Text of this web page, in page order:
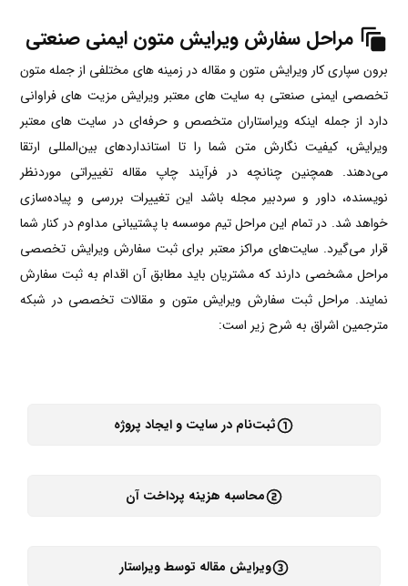
مراحل سفارش ویرایش متون ایمنی صنعتی
برون سپاری کار ویرایش متون و مقاله در زمینه های مختلفی از جمله متون
تخصصی ایمنی صنعتی به سایت های معتبر ویرایش مزیت های فراوانی
دارد از جمله اینکه ویراستاران متخصص و حرفه‌ای در سایت های معتبر
ویرایش، کیفیت نگارش متن شما را تا استانداردهای بین‌المللی ارتقا
می‌دهند. همچنین چنانچه در فرآیند چاپ مقاله تغییراتی موردنظر
نویسنده، داور و سردبیر مجله باشد این تغییرات بررسی و پیاده‌سازی
خواهد شد. در تمام این مراحل تیم موسسه با پشتیبانی مداوم در کنار شما
قرار می‌گیرد. سایت‌های مراکز معتبر برای ثبت سفارش ویرایش تخصصی
مراحل مشخصی دارند که مشتریان باید مطابق آن اقدام به ثبت سفارش
نمایند. مراحل ثبت سفارش ویرایش متون و مقالات تخصصی در شبکه
مترجمین اشراق به شرح زیر است:
ثبت‌نام در سایت و ایجاد پروژه
محاسبه هزینه پرداخت آن
ویرایش مقاله توسط ویراستار